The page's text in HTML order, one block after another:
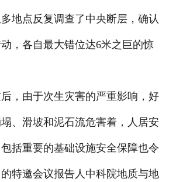
地点反复调查了中央断层，确认
，各自最大错位达6米之巨的惊
由于次生灾害的严重影响，好
、滑坡和泥石流危害着，人居安
括重要的基础设施安全保障也令
特邀会议报告人中科院地质与地